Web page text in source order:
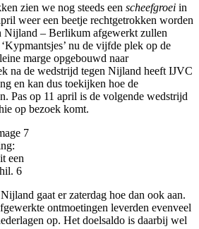
zien we nog steeds een scheefgroei in
weer een beetje rechtgetrokken worden
Nijland – Berlikum afgewerkt zullen
nu de vijfde plek op de
marge opgebouwd naar
na de wedstrijd tegen Nijland heeft IJVC
en kan dus toekijken hoe de
Pas op 11 april is de volgende wedstrijd
op bezoek komt.
een
6
gaat er zaterdag hoe dan ook aan.
ontmoetingen leverden evenveel
op. Het doelsaldo is daarbij wel